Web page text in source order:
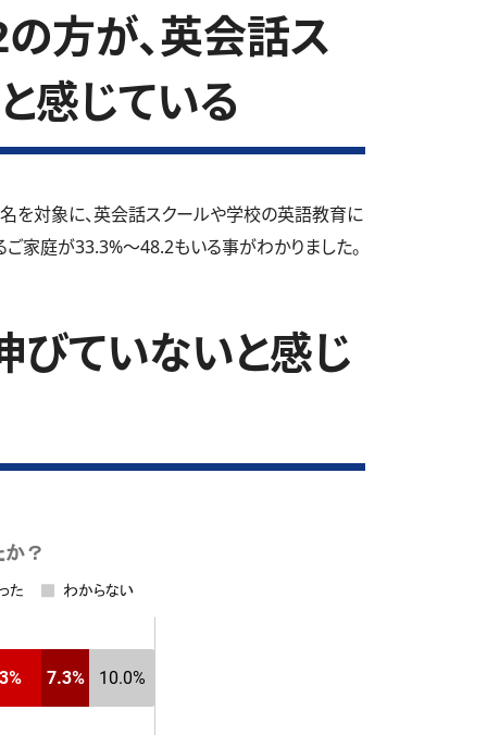
方が、英会話ス
感じている
を対象に、英会話スクールや学校の英語教育に
ご家庭が33.3%～48.2もいる事がわかりました。
びていないと感じ